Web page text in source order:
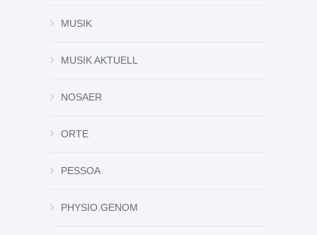
MUSIK
MUSIK AKTUELL
NOSAER
ORTE
PESSOA
PHYSIO.GENOM